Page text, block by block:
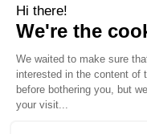
sicurezza
Stato dei servizi
RISORSE
Piano generale sul
Pratica Open Carbon
Hi there!
We're the
We waited to make sure
interested in the content of
before bothering you, but
your visit...